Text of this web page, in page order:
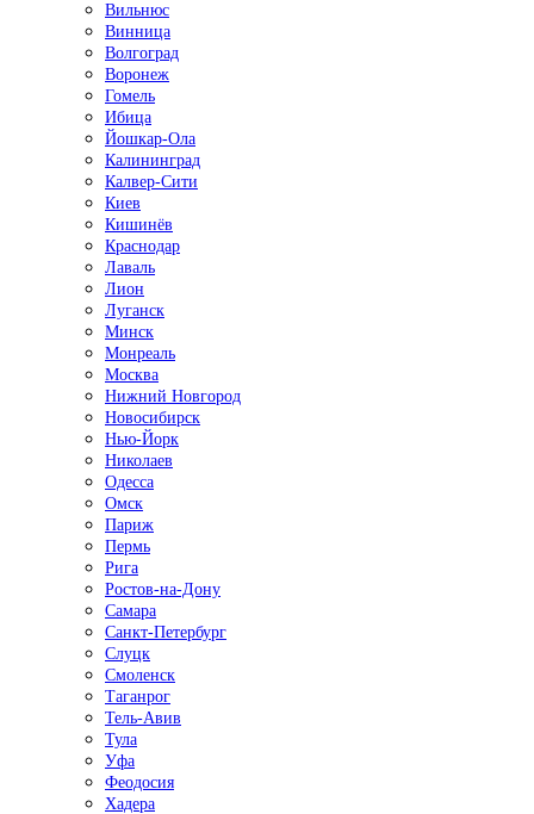
Вильнюс
Винница
Волгоград
Воронеж
Гомель
Ибица
Йошкар-Ола
Калининград
Калвер-Сити
Киев
Кишинёв
Краснодар
Лаваль
Лион
Луганск
Минск
Монреаль
Москва
Нижний Новгород
Новосибирск
Нью-Йорк
Николаев
Одесса
Омск
Париж
Пермь
Рига
Ростов-на-Дону
Самара
Санкт-Петербург
Слуцк
Смоленск
Таганрог
Тель-Авив
Тула
Уфа
Феодосия
Хадера